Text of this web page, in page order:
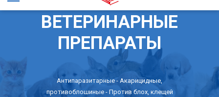
ВЕТЕРИНАРНЫЕ
ПРЕПАРАТЫ
Антипаразитарные - Акарицидные,
противоблошиные- Против блох, клещей